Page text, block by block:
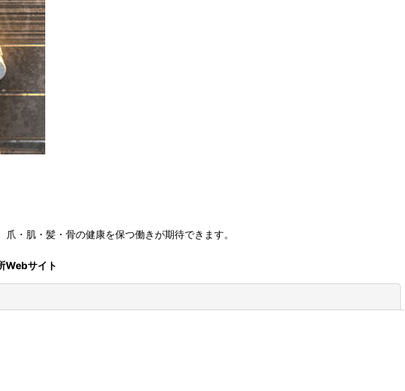
・肌・髪・骨の健康を保つ働きが期待できます。
Webサイト